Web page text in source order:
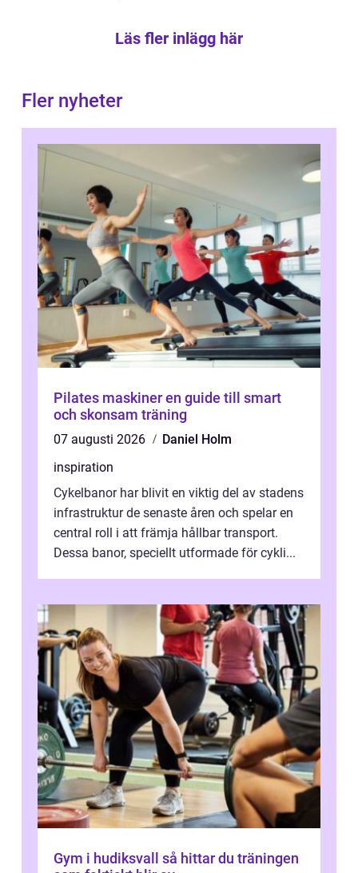
Läs fler inlägg här
Fler nyheter
Pilates maskiner en guide till smart
och skonsam träning
07 augusti 2026
Daniel Holm
inspiration
Cykelbanor har blivit en viktig del av stadens
infrastruktur de senaste åren och spelar en
central roll i att främja hållbar transport.
Dessa banor, speciellt utformade för cykli...
Gym i hudiksvall så hittar du träningen